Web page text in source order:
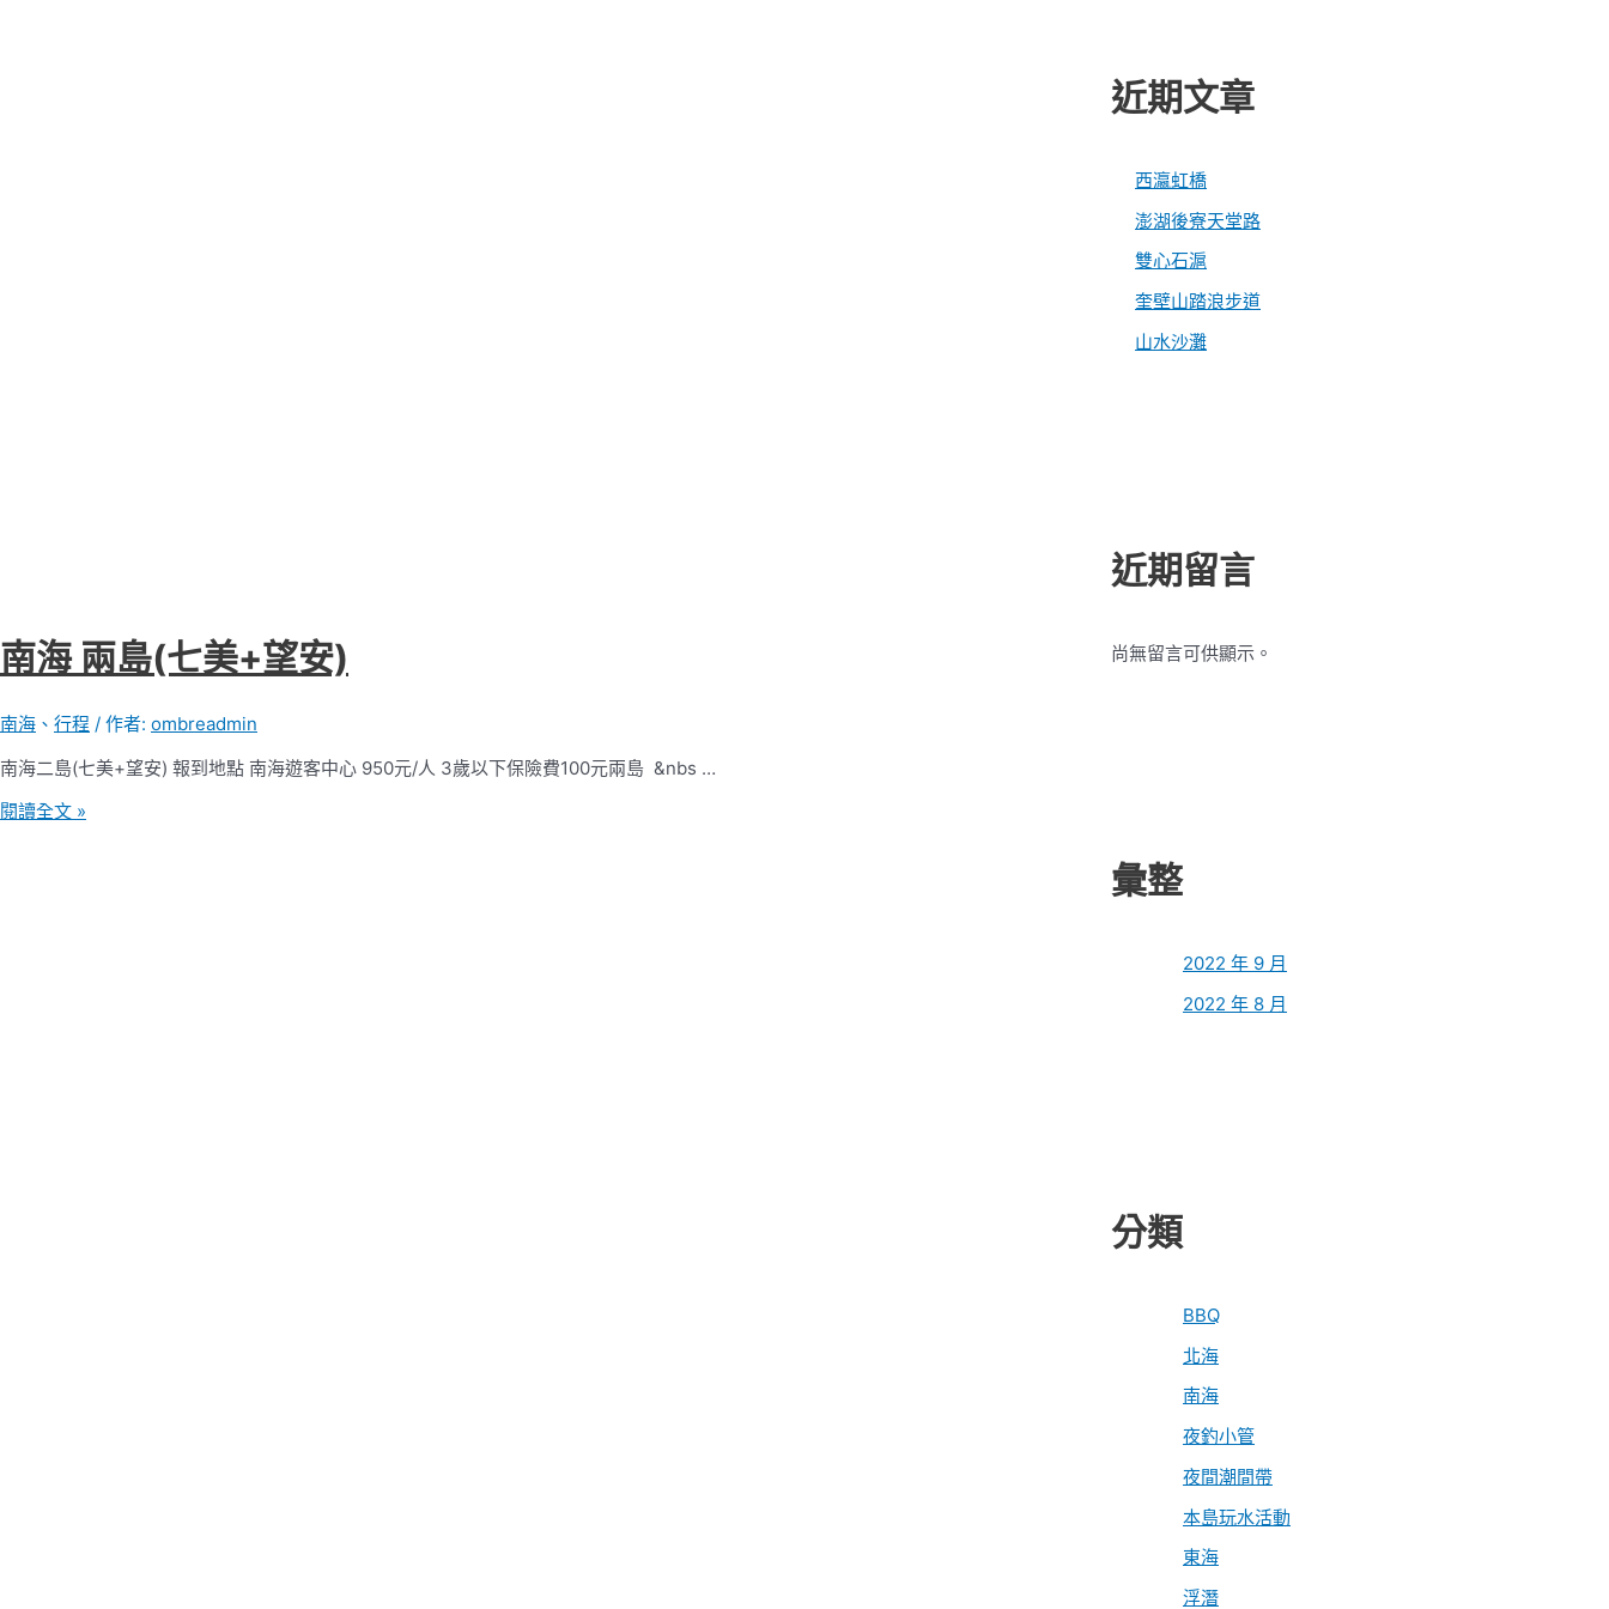
南海 兩島(七美+望安)
南海 、 行程 / 作者: ombreadmin
南海二島(七美+望安) 報到地點 南海遊客中心 950元/人 3歲以下保險費100元兩島 &nbs …
南
閱讀全文 »
近期文章
西瀛虹橋
澎湖後寮天堂路
雙心石滬
奎壁山踏浪步道
山水沙灘
近期留言
尚無留言可供顯示。
彙整
2022 年 9 月
2022 年 8 月
分類
BBQ
北海
南海
夜釣小管
夜間潮間帶
本島玩水活動
東海
浮潛